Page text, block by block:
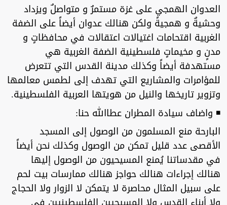
العدوان الهمجي على غزة مستمرٌ و متواصلٌ ويزداد
وحشيةٌ و همجيةً ولكن هنالك عدوان أيضاً على الضفة
الغربية اقتحامات اغتيالات اعتقالات في محافظاتٍ و
مدنٍ و مخيماتٍ فلسطينية الضفة الغربية هي
مستهدفة أيضاً وكذلك مدينة القدس التي تتعرض
للمؤامرات والمشاريع التي تهدف إلى لطمس معالمها
وتزوير تاريخها والنيل من هويتها العربية الفلسطينية.
◾ واضاف سيادة المطران عطاالله حنا:
البارحة منع المسلمون من الوصول إلى المسجد
الأقصى عدد قليل تمكن من الوصول وكذلك نحن أيضاً
في مقدساتنا يُمنع المسيحيون من الوصول إليها
هنالك إجراءات هنالك حواجز هنالك ممارسات بيت لحم
على سبيل المثال محاصرة لا يتمكن لا الزوار ولا الحجاج